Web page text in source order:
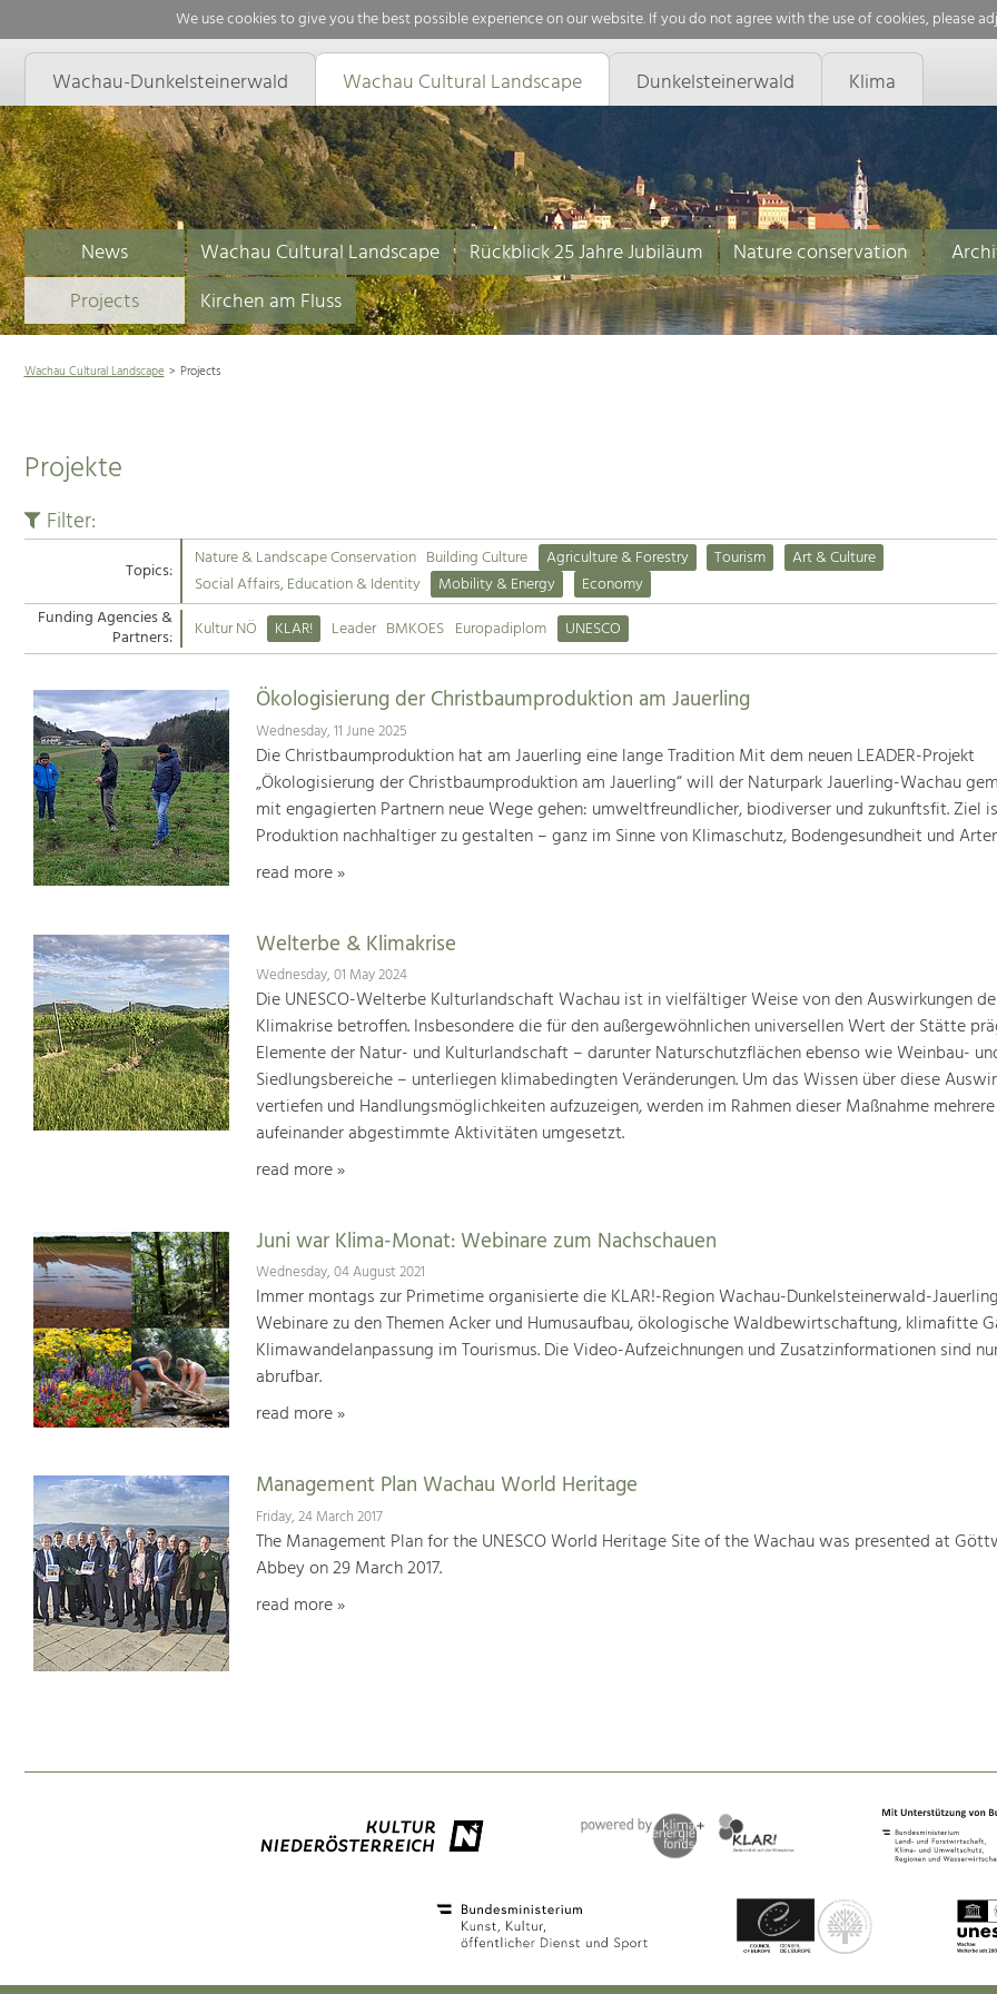
We use cookies to give you the best possible experience on our website. If you do not agree with the use of cookies, please
Wachau-Dunkelsteinerwald Wachau Cultural Landscape Dunkelsteinerwald Klima
News Wachau Cultural Landscape Rückblick 25 Jahre Jubiläum Nature conservation
Projects
Kirchen am Fluss
Wachau Cultural Landscape Projects
Projekte
Filter:
Topics: Nature & Landscape Conservation Building Culture Agriculture & Forestry Tourism
Art & Culture
Social Affairs, Education & Identity
Mobility & Energy
Economy
Funding Agencies &
Partners: Kultur NÖ KLAR! Leader BMKOES Europadiplom UNESCO
Ökologisierung der Christbaumproduktion am Jauerling
Wednesday, 11 June 2025
Die Christbaumproduktion hat am Jauerling eine lange Tradition Mit dem neuen LEADER-Projekt
„Ökologisierung der Christbaumproduktion am Jauerling“ will der Naturpark Jauerling-Wachau
mit engagierten Partnern neue Wege gehen: umweltfreundlicher, biodiverser und zukunftsfit. Ziel
Produktion nachhaltiger zu gestalten – ganz im Sinne von Klimaschutz, Bodengesundheit und
read more »
Welterbe & Klimakrise
Wednesday, 01 May 2024
Die UNESCO-Welterbe Kulturlandschaft Wachau ist in vielfältiger Weise von den Auswirkungen
Klimakrise betroffen. Insbesondere die für den außergewöhnlichen universellen Wert der Stätte
Elemente der Natur- und Kulturlandschaft – darunter Naturschutzflächen ebenso wie Weinbau-
Siedlungsbereiche – unterliegen klimabedingten Veränderungen. Um das Wissen über diese
vertiefen und Handlungsmöglichkeiten aufzuzeigen, werden im Rahmen dieser Maßnahme mehrere
aufeinander abgestimmte Aktivitäten umgesetzt.
read more »
Juni war Klima-Monat: Webinare zum Nachschauen
Wednesday, 04 August 2021
Immer montags zur Primetime organisierte die KLAR!-Region Wachau-Dunkelsteinerwald-
Webinare zu den Themen Acker und Humusaufbau, ökologische Waldbewirtschaftung, klimafitte
Klimawandelanpassung im Tourismus. Die Video-Aufzeichnungen und Zusatzinformationen sind
abrufbar.
read more »
Management Plan Wachau World Heritage
Friday, 24 March 2017
The Management Plan for the UNESCO World Heritage Site of the Wachau was presented at
Abbey on 29 March 2017.
read more »